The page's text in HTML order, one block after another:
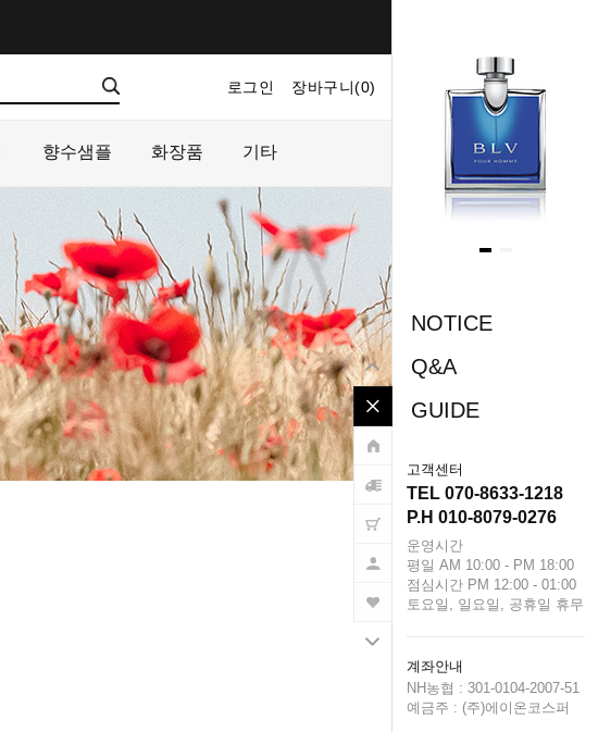
NOTICE
Q&A
GUIDE
고객센터
TEL 070-8633-1218
P.H 010-8079-0276
운영시간
평일 AM 10:00 - PM 18:00
점심시간 PM 12:00 - 01:00
토요일, 일요일, 공휴일 휴무
계좌안내
NH농협 : 301-0104-2007-51
예금주 : (주)에이온코스퍼
로그인 장바구니(0) 마이페이지 주문내역
향수샘플 화장품 기타